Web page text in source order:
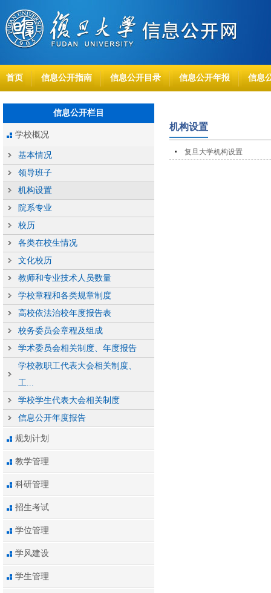
首页 信息公开指南 信息公开目录 信息公开年报 信息
信息公开栏目
学校概况
基本情况
领导班子
机构设置
院系专业
校历
各类在校生情况
文化校历
教师和专业技术人员数量
学校章程和各类规章制度
高校依法治校年度报告表
校务委员会章程及组成
学术委员会相关制度、年度报告
学校教职工代表大会相关制度、
工...
学校学生代表大会相关制度
信息公开年度报告
规划计划
教学管理
科研管理
招生考试
学位管理
学风建设
学生管理
机构设置
复旦大学机构设置